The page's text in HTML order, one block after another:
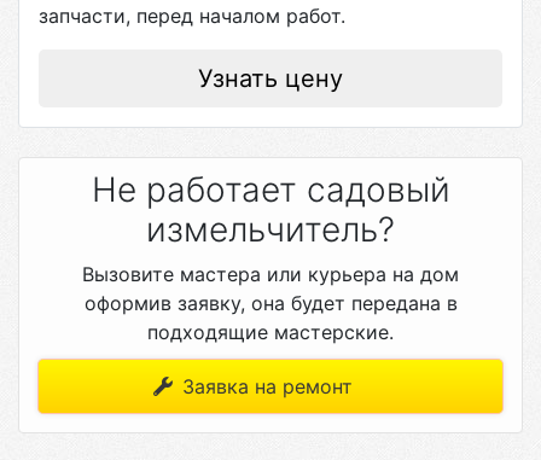
запчасти, перед началом работ.
Узнать цену
Не работает садовый
измельчитель?
Вызовите мастера или курьера на дом
оформив заявку, она будет передана в
подходящие мастерские.
Заявка на ремонт